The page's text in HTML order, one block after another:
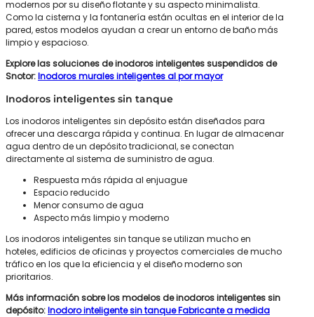
modernos por su diseño flotante y su aspecto minimalista.
Como la cisterna y la fontanería están ocultas en el interior de la
pared, estos modelos ayudan a crear un entorno de baño más
limpio y espacioso.
Explore las soluciones de inodoros inteligentes suspendidos de
Snotor:Inodoros murales inteligentes al por mayor
Inodoros inteligentes sin tanque
Los inodoros inteligentes sin depósito están diseñados para
ofrecer una descarga rápida y continua. En lugar de almacenar
agua dentro de un depósito tradicional, se conectan
directamente al sistema de suministro de agua.
Respuesta más rápida al enjuague
Espacio reducido
Menor consumo de agua
Aspecto más limpio y moderno
Los inodoros inteligentes sin tanque se utilizan mucho en
hoteles, edificios de oficinas y proyectos comerciales de mucho
tráfico en los que la eficiencia y el diseño moderno son
prioritarios.
Más información sobre los modelos de inodoros inteligentes sin
depósito:Inodoro inteligente sin tanque Fabricante a medida